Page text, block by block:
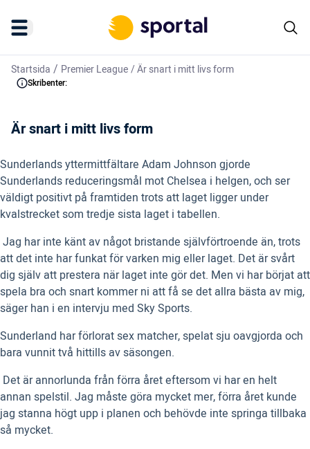
Startsida / Premier League/Är snart i mitt livs form
Skribenter:
Är snart i mitt livs form
Sunderlands yttermittfältare Adam Johnson gjorde
Sunderlands reduceringsmål mot Chelsea i helgen, och ser
väldigt positivt på framtiden trots att laget ligger under
kvalstrecket som tredje sista laget i tabellen.
 Jag har inte känt av något bristande självförtroende än, trots
att det inte har funkat för varken mig eller laget. Det är svårt
dig själv att prestera när laget inte gör det. Men vi har börjat att
spela bra och snart kommer ni att få se det allra bästa av mig,
säger han i en intervju med Sky Sports.
Sunderland har förlorat sex matcher, spelat sju oavgjorda och
bara vunnit två hittills av säsongen.
 Det är annorlunda från förra året eftersom vi har en helt
annan spelstil. Jag måste göra mycket mer, förra året kunde
jag stanna högt upp i planen och behövde inte springa tillbaka
så mycket.